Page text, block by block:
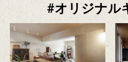
オリジナル